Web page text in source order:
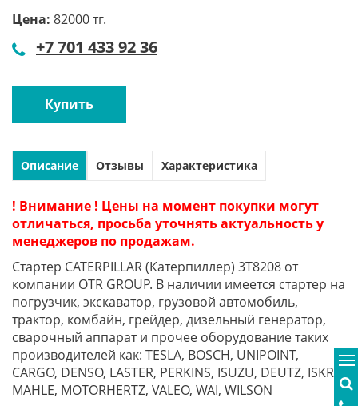
Цена: 82000 тг.
+7 701 433 92 36
Купить
Описание Отзывы Характеристика
! Внимание ! Цены на момент покупки могут
отличаться, просьба уточнять актуальность у
менеджеров по продажам.
Стартер CATERPILLAR (Катерпиллер) 3T8208 от
компании OTR GROUP. В наличии имеется стартер на
погрузчик, экскаватор, грузовой автомобиль,
трактор, комбайн, грейдер, дизельный генератор,
сварочный аппарат и прочее оборудование таких
производителей как: TESLA, BOSCH, UNIPOINT,
CARGO, DENSO, LASTER, PERKINS, ISUZU, DEUTZ, ISKRA,
MAHLE, MOTORHERTZ, VALEO, WAI, WILSON